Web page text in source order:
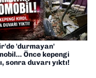
'durmayan'
Önce kepengi
sonra duvarı yıktı!